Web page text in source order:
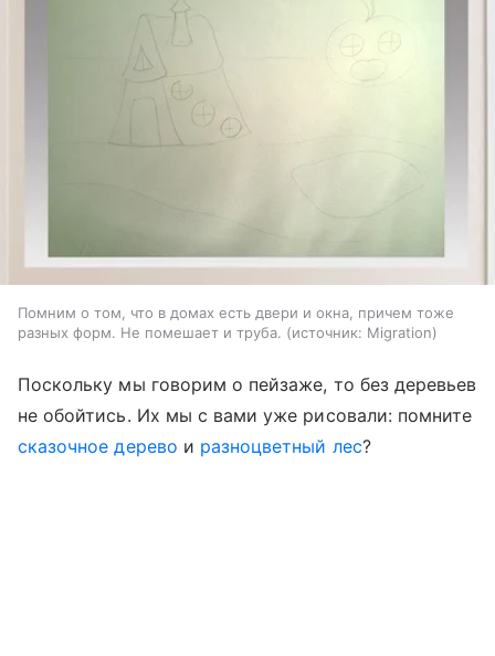
Помним о том, что в домах есть двери и окна, причем тоже
разных форм. Не помешает и труба.
источник: Migration
Поскольку мы говорим о пейзаже, то без деревьев
не обойтись. Их мы с вами уже рисовали: помните
сказочное дерево и разноцветный лес?